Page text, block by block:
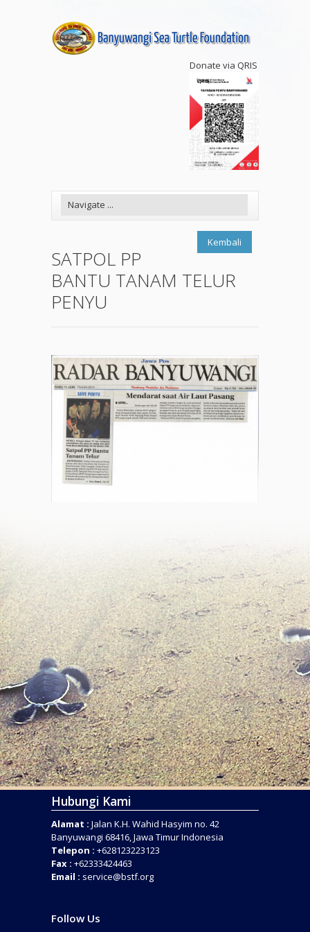
Donate via QRIS
Kembali
SATPOL PP
BANTU TANAM TELUR
PENYU
Hubungi Kami
Alamat : Jalan K.H. Wahid Hasyim no. 42
Banyuwangi 68416, Jawa Timur Indonesia
Telepon : +628123223123
Fax : +62333424463
Email : service@bstf.org
Follow Us